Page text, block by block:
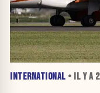
INTERNATIONAL • IL Y A